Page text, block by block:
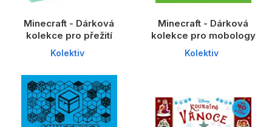
Křížovky
Kuchařky
Počítače
Poezie
Populárně - naučná pro dospělé
Minecraft - Dárková
kolekce pro přežití
Kolektiv
Minecraft - Dárková
kolekce pro mobology
Kolektiv